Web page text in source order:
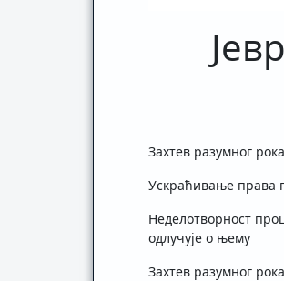
Захтев разумног
Ускраћивање права
Неделотворност
одлучује о њему
Захтев разумног